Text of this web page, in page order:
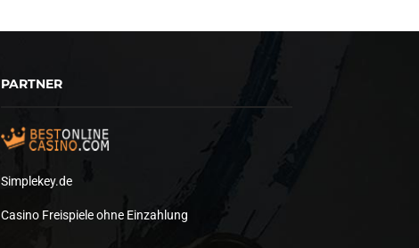
PARTNER
Simplekey.de
Casino Freispiele ohne Einzahlung